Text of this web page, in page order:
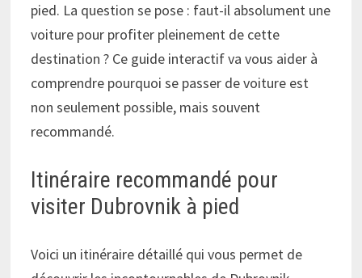
pied. La question se pose : faut-il absolument une
voiture pour profiter pleinement de cette
destination ? Ce guide interactif va vous aider à
comprendre pourquoi se passer de voiture est
non seulement possible, mais souvent
recommandé.
Itinéraire recommandé pour
visiter Dubrovnik à pied
Voici un itinéraire détaillé qui vous permet de